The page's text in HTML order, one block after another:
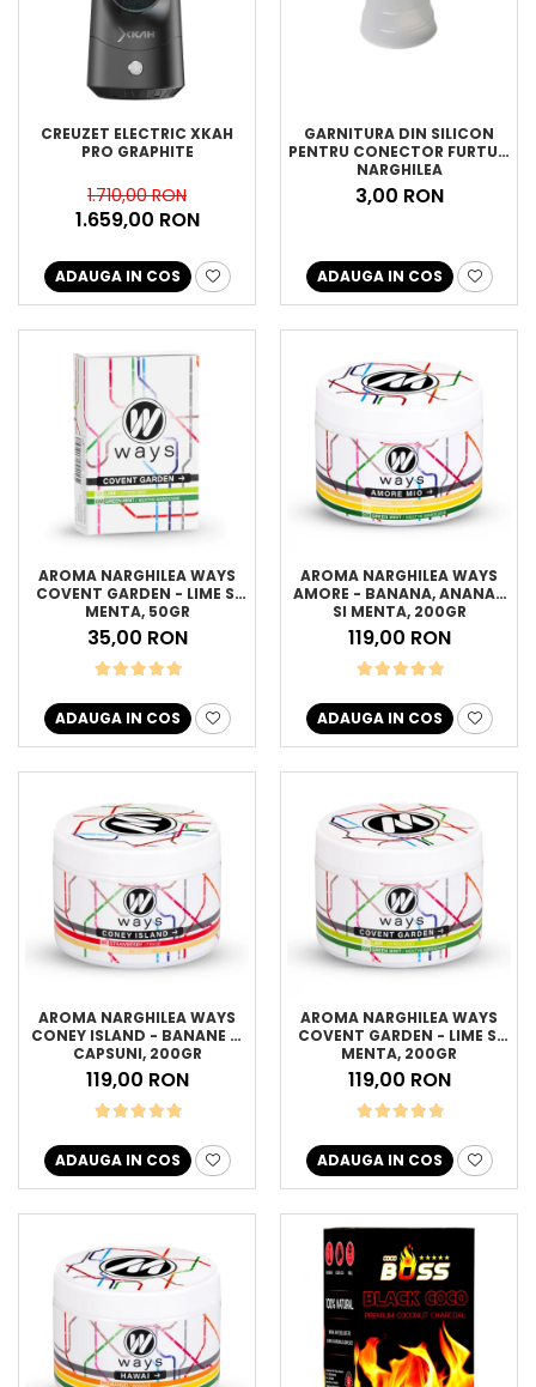
CREUZET ELECTRIC XKAH
PRO GRAPHITE
1.710,00 RON
1.659,00 RON
ADAUGA IN COS
GARNITURA DIN SILICON
PENTRU CONECTOR FURTUN
NARGHILEA
3,00 RON
ADAUGA IN COS
AROMA NARGHILEA WAYS
COVENT GARDEN - LIME SI
MENTA, 50GR
35,00 RON
ADAUGA IN COS
AROMA NARGHILEA WAYS
AMORE - BANANA, ANANAS
SI MENTA, 200GR
119,00 RON
ADAUGA IN COS
AROMA NARGHILEA WAYS
CONEY ISLAND - BANANE SI
CAPSUNI, 200GR
119,00 RON
ADAUGA IN COS
AROMA NARGHILEA WAYS
COVENT GARDEN - LIME SI
MENTA, 200GR
119,00 RON
ADAUGA IN COS